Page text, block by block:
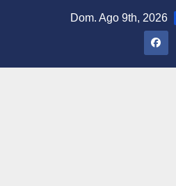
Dom. Ago 9th, 2026